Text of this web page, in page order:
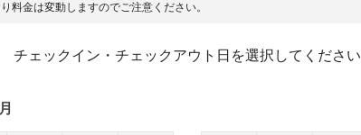
料金は変動しますのでご注意ください。
チェックイン・チェックアウト日を選択してください